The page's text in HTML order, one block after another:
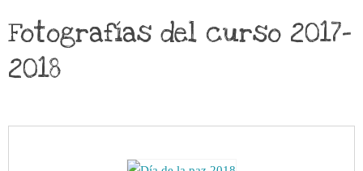
Fotografías del curso 2017-
2018